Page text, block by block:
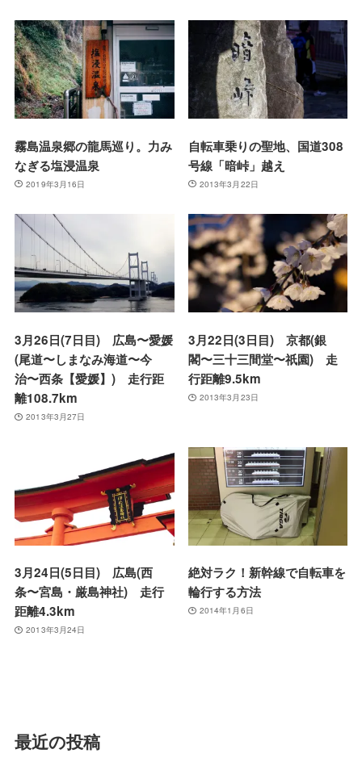
霧島温泉郷の龍馬巡り。力み
なぎる塩浸温泉
2019年3月16日
自転車乗りの聖地、国道308
号線「暗峠」越え
2013年3月22日
3月26日(7日目) 広島〜愛媛
(尾道〜しまなみ海道〜今
治〜西条【愛媛】) 走行距
離108.7km
2013年3月27日
3月22日(3日目) 京都(銀
閣〜三十三間堂〜祇園) 走
行距離9.5km
2013年3月23日
3月24日(5日目) 広島(西
条〜宮島・厳島神社) 走行
距離4.3km
2013年3月24日
絶対ラク！新幹線で自転車を
輪行する方法
2014年1月6日
最近の投稿